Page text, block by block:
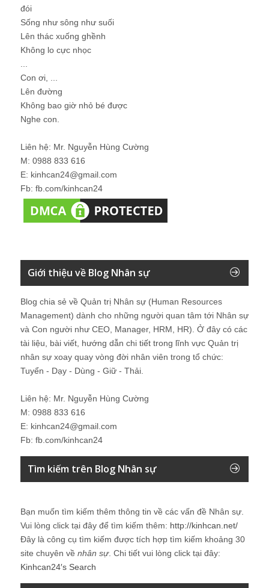
đói
Sống như sông như suối
Lên thác xuống ghềnh
Không lo cực nhọc
Con ơi, ...
Lên đường
Không bao giờ nhỏ bé được
Nghe con.
Liên hệ: Mr. Nguyễn Hùng Cường
M: 0988 833 616
E: kinhcan24@gmail.com
Fb: fb.com/kinhcan24
Giới thiệu về Blog Nhân sự
Blog chia sẻ về Quản trị Nhân sự (Human Resources
Management) dành cho những người quan tâm tới Nhân sự
và Con người như CEO, Manager, HRM, HR). Ở đây có các
tài liệu, bài viết, hướng dẫn chi tiết trong lĩnh vực Quản trị
nhân sự xoay quay vòng đời nhân viên trong tổ chức:
Tuyển - Dạy - Dùng - Giữ - Thải.
Liên hệ: Mr. Nguyễn Hùng Cường
M: 0988 833 616
E: kinhcan24@gmail.com
Fb: fb.com/kinhcan24
Tìm kiếm trên Blog Nhân sự
Bạn muốn tìm kiếm thêm thông tin về các vấn đề Nhân sự
Vui lòng click tại đây để tìm kiếm thêm: http://kinhcan.net/
Đây là công cụ tìm kiếm được tích hợp tìm kiếm khoảng 30
site chuyên về nhân sự. Chi tiết vui lòng click tại đây:
Kinhcan24′s Search